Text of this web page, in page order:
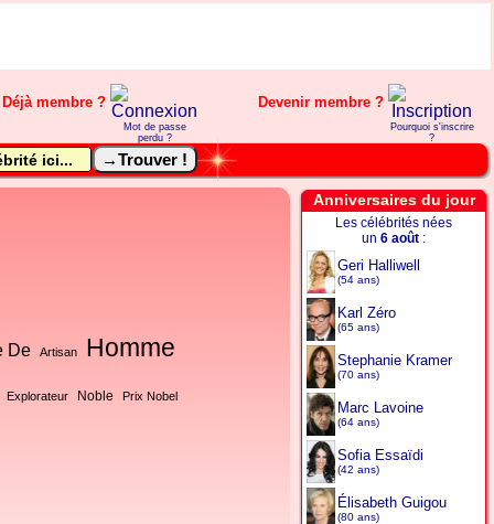
Déjà membre ?
Mot de passe
perdu ?
Devenir membre ?
Pourquoi s'inscrire
?
De Artisan
Homme
Explorateur Noble
Prix Nobel
Anniversaires du jour
Les célébrités nées
un 6 août :
Geri Halliwell
(54 ans)
Karl Zéro
(65 ans)
Stephanie Kramer
(70 ans)
Marc Lavoine
(64 ans)
Sofia Essaïdi
(42 ans)
Élisabeth Guigou
(80 ans)